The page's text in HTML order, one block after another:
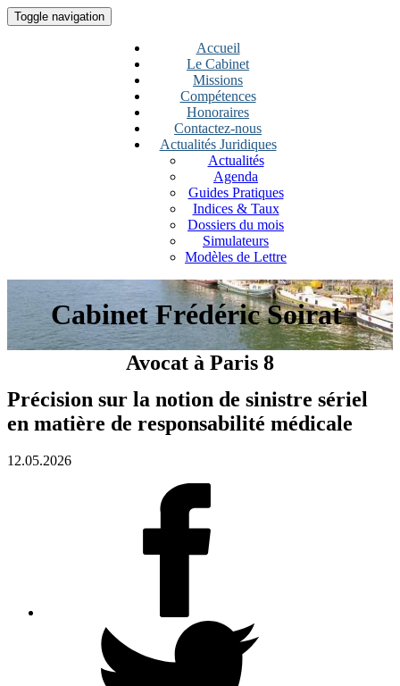
Toggle navigation
Accueil
Le Cabinet
Missions
Compétences
Honoraires
Contactez-nous
Actualités Juridiques
Actualités
Agenda
Guides Pratiques
Indices & Taux
Dossiers du mois
Simulateurs
Modèles de Lettre
Cabinet Frédéric Soirat
Avocat à Paris 8
Précision sur la notion de sinistre sériel
en matière de responsabilité médicale
12.05.2026